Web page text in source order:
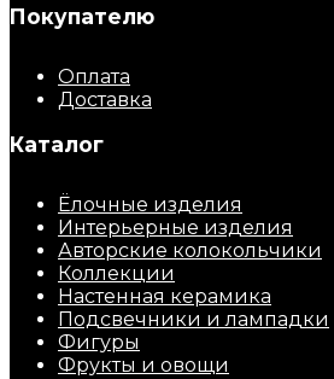
Покупателю
Оплата
Доставка
Каталог
Ёлочные изделия
Интерьерные изделия
Авторские колокольчики
Коллекции
Настенная керамика
Подсвечники и лампадки
Фигуры
Фрукты и овощи